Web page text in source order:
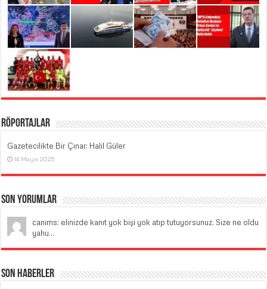
Röportajlar
Gazetecilikte Bir Çınar: Halil Güler
14 Mayıs 2025
Son Yorumlar
canıms: elinizde kanıt yok bişi yok atıp tutuyorsunuz. Size ne oldu
yahu...
Son Haberler